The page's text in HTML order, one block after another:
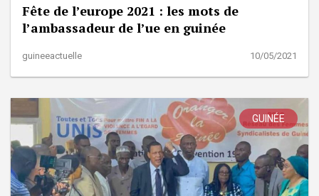
Fête de l’europe 2021 : les mots de
l’ambassadeur de l’ue en guinée
guineeactuelle 10/05/2021
GUINÉE